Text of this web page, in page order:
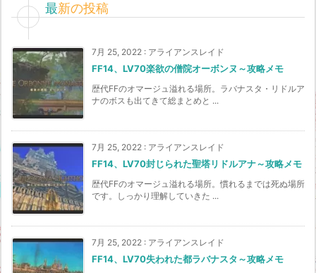
最新の投稿
7月 25, 2022 : アライアンスレイド
FF14、LV70楽欲の僧院オーボンヌ～攻略メモ
歴代FFのオマージュ溢れる場所。ラバナスタ・リドルア
ナのボスも出てきて総まとめと ...
7月 25, 2022 : アライアンスレイド
FF14、LV70封じられた聖塔リドルアナ～攻略メモ
歴代FFのオマージュ溢れる場所。慣れるまでは死ぬ場所
です。しっかり理解していきた ...
7月 25, 2022 : アライアンスレイド
FF14、LV70失われた都ラバナスタ～攻略メモ